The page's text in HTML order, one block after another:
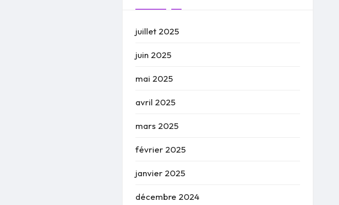
juillet 2025
juin 2025
mai 2025
avril 2025
mars 2025
février 2025
janvier 2025
décembre 2024